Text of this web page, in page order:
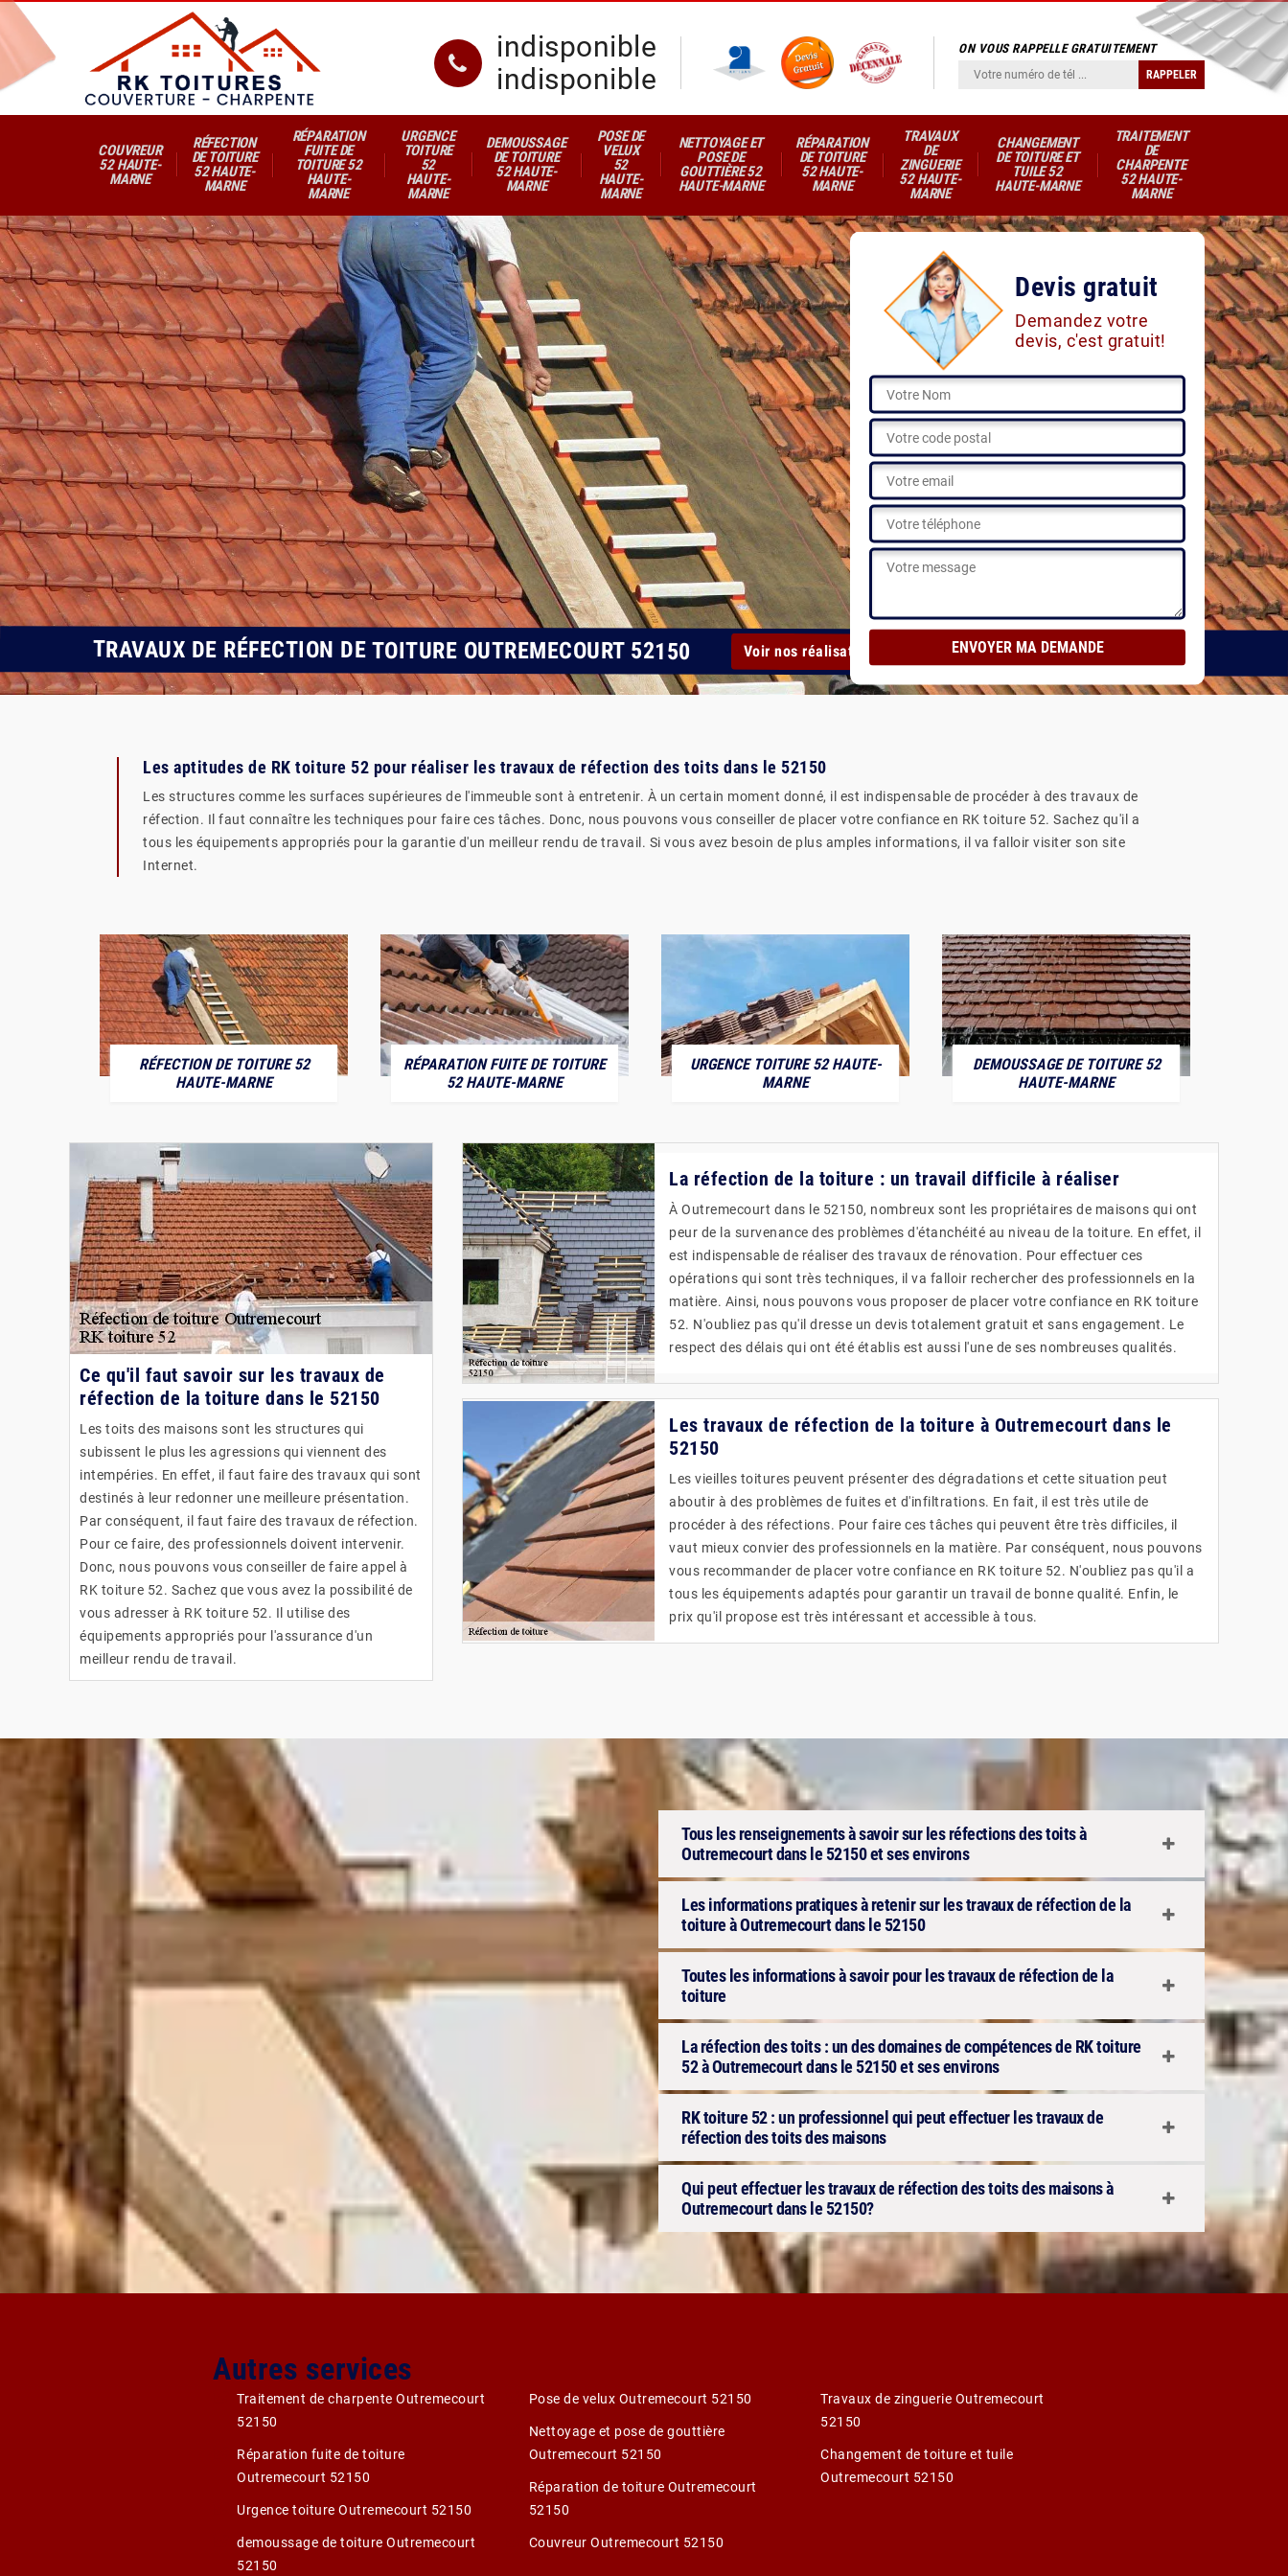
indisponible
indisponible
ON VOUS RAPPELLE GRATUITEMENT
COUVREUR
52 HAUTE-
MARNE
RÉFECTION
DE TOITURE
52 HAUTE-
MARNE
RÉPARATION
FUITE DE
TOITURE 52
HAUTE-
MARNE
URGENCE
TOITURE
52
HAUTE-
MARNE
DEMOUSSAGE
DE TOITURE
52 HAUTE-
MARNE
POSE DE
VELUX
52
HAUTE-
MARNE
NETTOYAGE ET
POSE DE
GOUTTIÈRE 52
HAUTE-MARNE
RÉPARATION
DE TOITURE
52 HAUTE-
MARNE
TRAVAUX
DE
ZINGUERIE
52 HAUTE-
MARNE
CHANGEMENT
DE TOITURE ET
TUILE 52
HAUTE-MARNE
TRAITEMENT
DE
CHARPENTE
52 HAUTE-
MARNE
Devis gratuit
Demandez votre
devis, c'est gratuit!
TRAVAUX DE RÉFECTION DE TOITURE OUTREMECOURT 52150 Voir nos réalisations
Les aptitudes de RK toiture 52 pour réaliser les travaux de réfection des toits dans le 52150
Les structures comme les surfaces supérieures de l'immeuble sont à entretenir. À un certain moment donné, il est indispensable de procéder à des travaux de
réfection. Il faut connaître les techniques pour faire ces tâches. Donc, nous pouvons vous conseiller de placer votre confiance en RK toiture 52. Sachez qu'il a
tous les équipements appropriés pour la garantie d'un meilleur rendu de travail. Si vous avez besoin de plus amples informations, il va falloir visiter son site
Internet.
RÉFECTION DE TOITURE 52
HAUTE-MARNE
RÉPARATION FUITE DE TOITURE
52 HAUTE-MARNE
URGENCE TOITURE 52 HAUTE-
MARNE
DEMOUSSAGE DE TOITURE 52
HAUTE-MARNE
Ce qu'il faut savoir sur les travaux de
réfection de la toiture dans le 52150
Les toits des maisons sont les structures qui
subissent le plus les agressions qui viennent des
intempéries. En effet, il faut faire des travaux qui sont
destinés à leur redonner une meilleure présentation.
Par conséquent, il faut faire des travaux de réfection.
Pour ce faire, des professionnels doivent intervenir.
Donc, nous pouvons vous conseiller de faire appel à
RK toiture 52. Sachez que vous avez la possibilité de
vous adresser à RK toiture 52. Il utilise des
équipements appropriés pour l'assurance d'un
meilleur rendu de travail.
La réfection de la toiture : un travail difficile à réaliser
À Outremecourt dans le 52150, nombreux sont les propriétaires de maisons qui ont
peur de la survenance des problèmes d'étanchéité au niveau de la toiture. En effet, il
est indispensable de réaliser des travaux de rénovation. Pour effectuer ces
opérations qui sont très techniques, il va falloir rechercher des professionnels en la
matière. Ainsi, nous pouvons vous proposer de placer votre confiance en RK toiture
52. N'oubliez pas qu'il dresse un devis totalement gratuit et sans engagement. Le
respect des délais qui ont été établis est aussi l'une de ses nombreuses qualités.
Les travaux de réfection de la toiture à Outremecourt dans le
52150
Les vieilles toitures peuvent présenter des dégradations et cette situation peut
aboutir à des problèmes de fuites et d'infiltrations. En fait, il est très utile de
procéder à des réfections. Pour faire ces tâches qui peuvent être très difficiles, il
vaut mieux convier des professionnels en la matière. Par conséquent, nous pouvons
vous recommander de placer votre confiance en RK toiture 52. N'oubliez pas qu'il a
tous les équipements adaptés pour garantir un travail de bonne qualité. Enfin, le
prix qu'il propose est très intéressant et accessible à tous.
Tous les renseignements à savoir sur les réfections des toits à
Outremecourt dans le 52150 et ses environs
Les informations pratiques à retenir sur les travaux de réfection de la
toiture à Outremecourt dans le 52150
Toutes les informations à savoir pour les travaux de réfection de la
toiture
La réfection des toits : un des domaines de compétences de RK toiture
52 à Outremecourt dans le 52150 et ses environs
RK toiture 52 : un professionnel qui peut effectuer les travaux de
réfection des toits des maisons
Qui peut effectuer les travaux de réfection des toits des maisons à
Outremecourt dans le 52150?
Autres services
Traitement de charpente Outremecourt
52150
Réparation fuite de toiture
Outremecourt 52150
Urgence toiture Outremecourt 52150
demoussage de toiture Outremecourt
52150
Pose de velux Outremecourt 52150
Nettoyage et pose de gouttière
Outremecourt 52150
Réparation de toiture Outremecourt
52150
Couvreur Outremecourt 52150
Travaux de zinguerie Outremecourt
52150
Changement de toiture et tuile
Outremecourt 52150